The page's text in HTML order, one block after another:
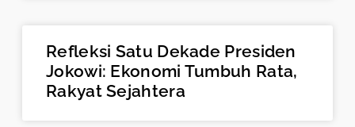
Refleksi Satu Dekade Presiden
Jokowi: Ekonomi Tumbuh Rata,
Rakyat Sejahtera